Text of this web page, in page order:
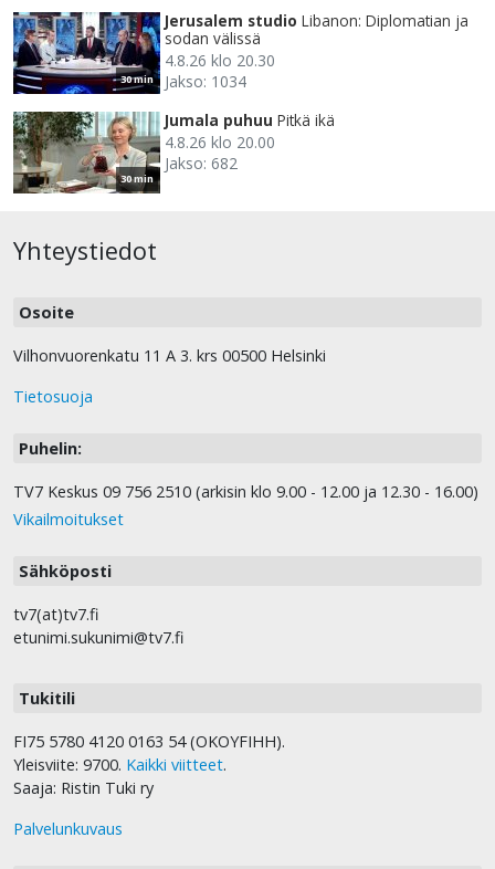
30 min
Jerusalem studio Libanon: Diplomatian ja
sodan välissä
4.8.26 klo 20.30
Jakso: 1034
30 min
Jumala puhuu Pitkä ikä
4.8.26 klo 20.00
Jakso: 682
Yhteystiedot
Osoite
Vilhonvuorenkatu 11 A 3. krs 00500 Helsinki
Tietosuoja
Puhelin:
TV7 Keskus 09 756 2510 (arkisin klo 9.00 - 12.00 ja 12.30 - 16.00)
Vikailmoitukset
Sähköposti
tv7(at)tv7.fi
etunimi.sukunimi@tv7.fi
Tukitili
FI75 5780 4120 0163 54 (OKOYFIHH).
Yleisviite: 9700. Kaikki viitteet.
Saaja: Ristin Tuki ry
Palvelunkuvaus